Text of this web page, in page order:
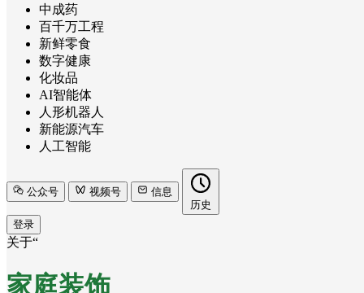
中成药
百千万工程
新鲜零食
数字健康
化妆品
AI智能体
人形机器人
新能源汽车
人工智能
公众号 视频号
信息
历史
登录
关于“
家庭装饰